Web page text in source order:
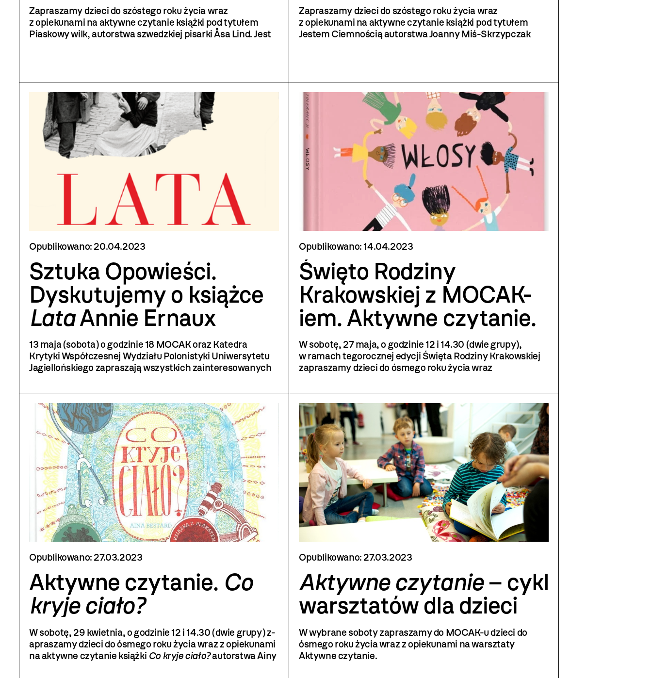
Zapraszamy dzieci do szóstego roku życia wraz
z opiekunami na aktywne czytanie książki pod tytułem
Piaskowy wilk, autorstwa szwedzkiej pisarki Åsa Lind. Jest
Zapraszamy dzieci do szóstego roku życia wraz
z opiekunami na aktywne czytanie książki pod tytułem
Jestem Ciemnością autorstwa Joanny Miś-Skrzypczak
People).
Opublikowano: 20.04.2023
Sztuka Opowieści.
Dyskutujemy o książce
LataAnnie Ernaux
13 maja (sobota) o godzinie 18 MOCAK oraz Katedra
Krytyki Współczesnej Wydziału Polonistyki Uniwersytetu
Jagiellońskiego zapraszają wszystkich zainteresowanych
Budzińska, Czarne, 2022)
Opublikowano:14.04.2023
Święto Rodziny
Krakowskiej z MOCAK-
iem. Aktywne czytanie.
Włosy. Książka
o tolerancji
W sobotę, 27 maja, o godzinie 12 i 14.30 (dwie grupy),
w ramach tegorocznej edycji Święta Rodziny Krakowskiej
z­­apraszamy dzieci do ósmego roku życia wraz
o tolerancjiautorstwa Julii Talagi z ilustracjami Agaty
Królak (Natuli, 2022).
Opublikowano: 27.03.2023
Aktywne czytanie. Co
kryje ciało?
W sobotę, 29 kwietnia, o godzinie 12 i 14.30 (dwie grupy) z­­
apraszamy dzieci do ósmego roku życia wraz z opiekunami
na aktywne czytanie książki Co kryje ciało?autorstwa Ainy
Opublikowano: 27.03.2023
Aktywne czytanie– cykl
warsztatów dla dzieci
W wybrane soboty z­­apraszamy do MOCAK-u dzieci do
ósmego roku życia wraz z opiekunami na warsztaty
Aktywne czytanie.